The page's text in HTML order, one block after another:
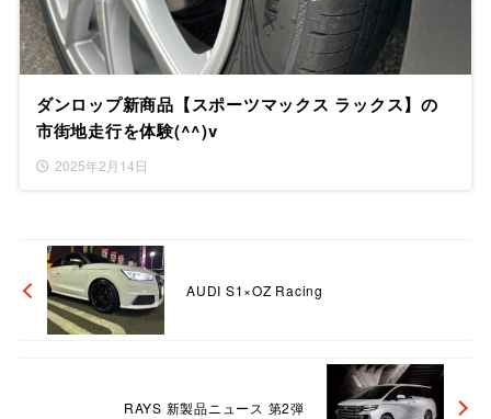
ダンロップ新商品【スポーツマックス ラックス】の
市街地走行を体験(^^)v
2025年2月14日
AUDI S1×OZ Racing
RAYS 新製品ニュース 第2弾